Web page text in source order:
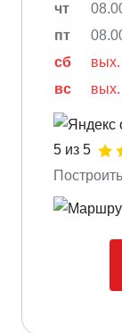
чт
пт
сб
вых.
вс
вых.
5 из 5